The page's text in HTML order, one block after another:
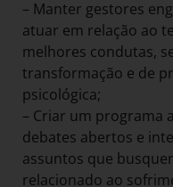
– Manter gestores
atuar em relação ao
melhores condutas,
transformação e de
psicológica;
– Criar um programa
debates abertos e
assuntos que
relacionado ao